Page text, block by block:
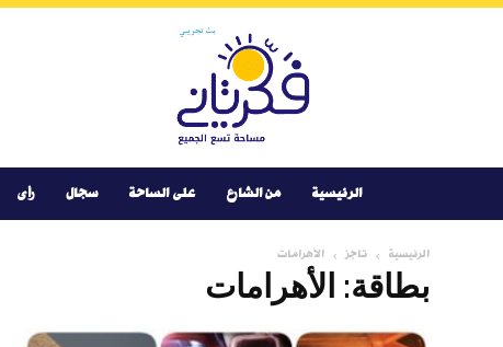
الرئيسية من الشارع على الساحة سجال رأى
الرئيسية تاجز الأهرامات
بطاقة: الأهرامات